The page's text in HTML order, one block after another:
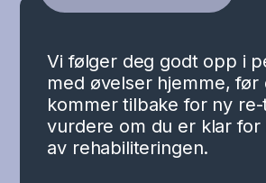
Vi følger deg godt opp i
med øvelser hjemme, før
kommer tilbake for ny
vurdere om du er klar for
av rehabiliteringen.